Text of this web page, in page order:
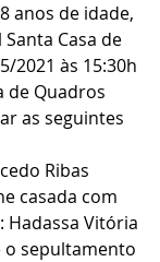
anos de idade,
Casa de
2021 às 15:30h
de Quadros
as seguintes
Ribas
casada com
Hadassa Vitória
o sepultamento